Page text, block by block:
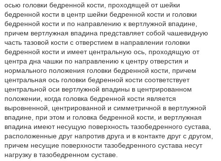
осью головки бедренной кости, проходящей от шейки
бедренной кости в центр шейки бедренной кости и головки
бедренной кости и по направлению к вертлужной впадине,
причем вертлужная впадина представляет собой чашевидную
часть тазовой кости с отверстием в направлении головки
бедренной кости и имеет центральную ось, проходящую от
центра дна чашки по направлению к центру отверстия и
нормального положения головки бедренной кости, причем
центральная ось головки бедренной кости соответствует
центральной оси вертлужной впадины в центрированном
положении, когда головка бедренной кости является
выровненной, центрированной и симметричной в вертлужной
впадине, при этом и головка бедренной кости, и вертлужная
впадина имеют несущую поверхность тазобедренного сустава,
расположенные друг напротив друга и в контакте друг с другом,
причем несущие поверхности тазобедренного сустава несут
нагрузку в тазобедренном суставе.